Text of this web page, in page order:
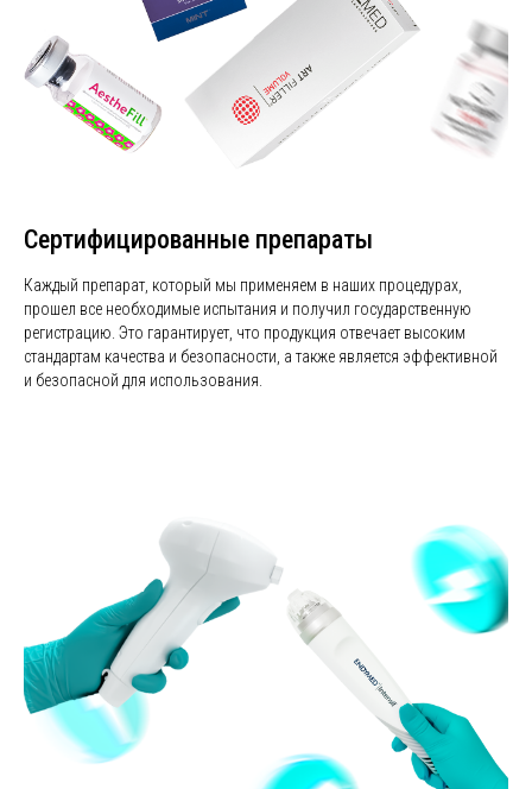
Сертифицированные препараты
Каждый препарат, который мы применяем в наших процедурах,
прошел все необходимые испытания и получил государственную
регистрацию. Это гарантирует, что продукция отвечает высоким
стандартам качества и безопасности, а также является эффективной
и безопасной для использования.